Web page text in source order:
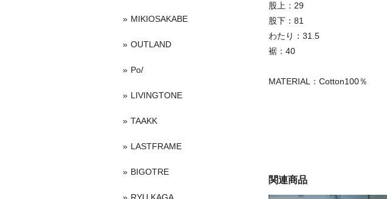
股上：29
股下：81
わたり：31.5
裾：40
MATERIAL：Cotton100％
関連商品
MIKIOSAKABE
OUTLAND
Po/
LIVINGTONE
TAAKK
LASTFRAME
BIGOTRE